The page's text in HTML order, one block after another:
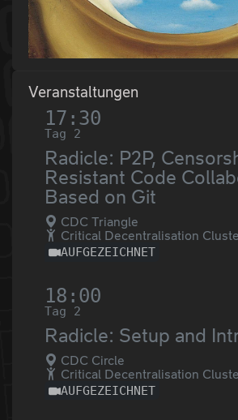
Veranstaltungen
17:30
Tag 2
Radicle: P2P,
Resistant Code
Based on Git
CDC Triangle
Critical Decentralisation
AUFGEZEICHNET
18:00
Tag 2
Radicle: Setup and
CDC Circle
Critical Decentralisation
AUFGEZEICHNET